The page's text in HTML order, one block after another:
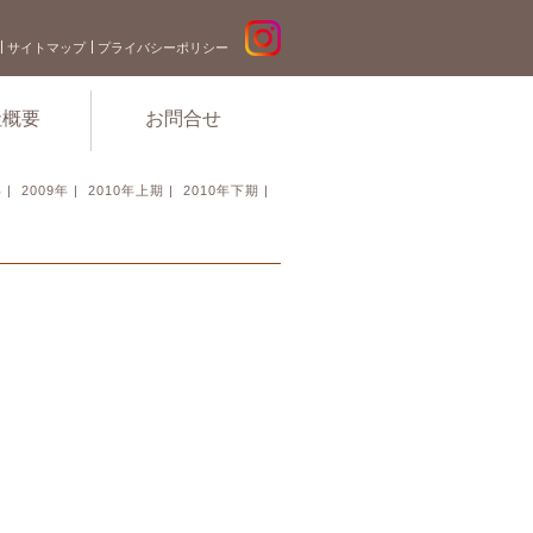
サイトマップ プライバシーポリシー
要 お問合せ
| 2009年 | 2010年上期 | 2010年下期 |